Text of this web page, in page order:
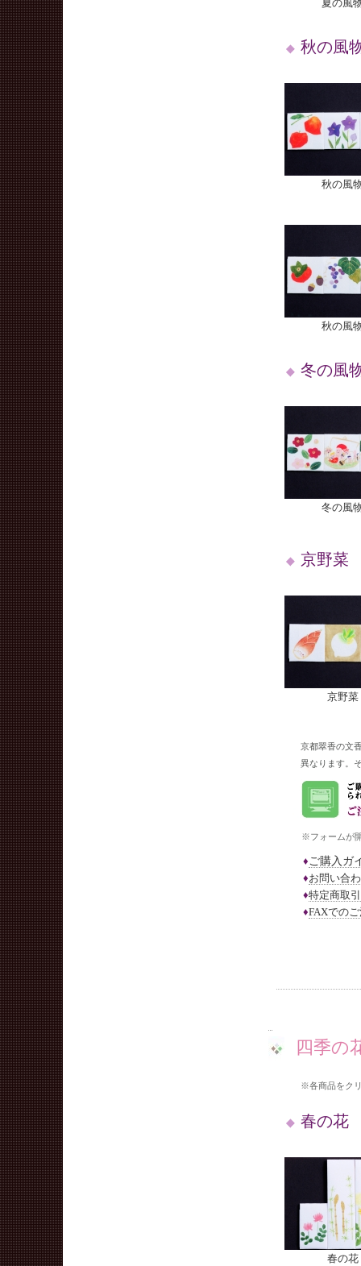
夏の風
秋の風
秋の風
秋の風
冬の風
冬の風
京野菜
京野菜
京都翠香の文
異なります。
※フォームが開
♦ご購入ガ
♦お問い合
♦特定商取
♦FAXでの
四季の
※各商品をク
春の花
春の花